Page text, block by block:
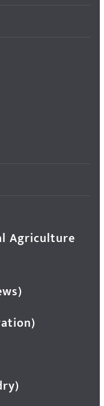
Agriculture